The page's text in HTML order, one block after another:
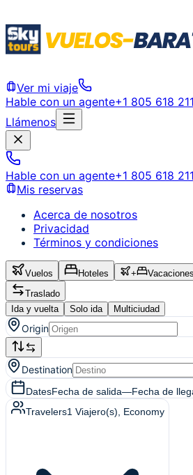
Ver mi viaje
Hable con un agente+1 805 618
Llámenos
Hable con un agente+1 805 618
Mis reservas
Acerca de nosotros
Privacidad
Términos y condiciones
Vuelos Hoteles + Vacaciones
Traslado
Ida y vuelta
Solo ida Multiciudad
Origin
Destination
DatesFecha de salida—Fecha de
Travelers1 Viajero(s) , Economy